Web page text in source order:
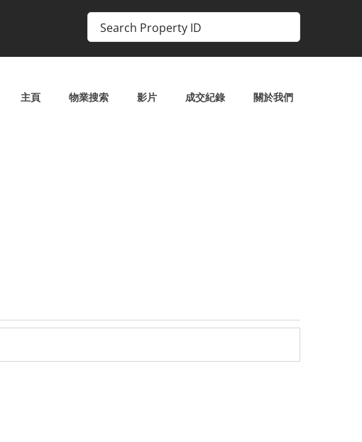
主頁 物業搜索 影片 成交紀錄 關於我們